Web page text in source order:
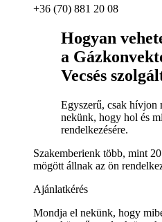
+36 (70) 881 20 08
Hogyan
a
Vecsés
Egyszerű, csak hívjon
nekünk, hogy hol és
rendelkezésére.
Szakemberienk több, mint
mögött állnak az ön
Ajánlatkérés
Mondja el nekünk, hogy